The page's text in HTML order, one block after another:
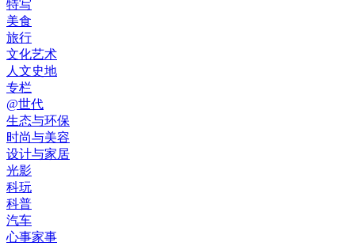
特写
美食
旅行
文化艺术
人文史地
专栏
@世代
生态与环保
时尚与美容
设计与家居
光影
科玩
科普
汽车
心事家事